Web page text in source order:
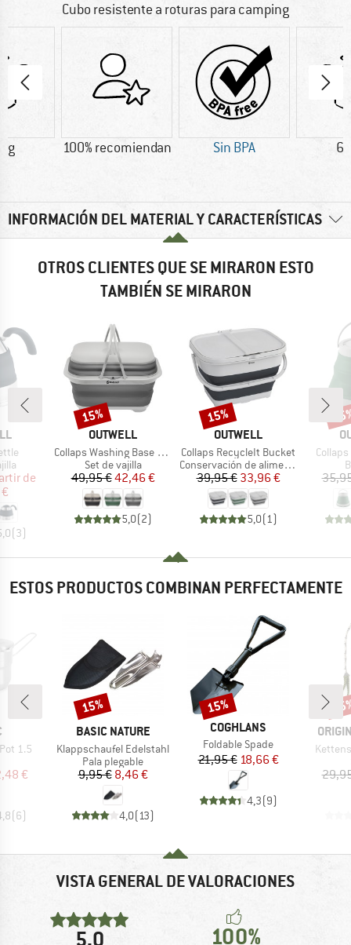
Cubo resistente a roturas para camping
g 100% recomiendan Sin BPA
INFORMACIÓN DEL MATERIAL Y CARACTERÍSTICAS
OTROS CLIENTES QUE SE MIRARON ESTO
TAMBIÉN SE MIRARON
reducido
de
(3)
MARCA
OUTWELL
Artículo
Collaps Washing Base With Handle & Lid
Product group
Set de vajilla
Precio
49,95 €Precio reducido
42,46 €
5,0(2)
Descuento
15%
MARCA
OUTWELL
Artículo
Collaps RecycleIt Bucket
Product group
Conservación de alimentos
Precio
39,95 €Precio reducido
33,96 €
5,0( 1)
Descuento
15%
Artículo
ESTOS PRODUCTOS COMBINAN PERFECTAMENTE
1.5
reducido
€
(6)
MARCA
BASIC NATURE
Artículo
Klappschaufel Edelstahl
Product group
Pala plegable
Precio
9,95 €Precio reducido
8,46 €
4,0(13)
Descuento
15%
MARCA
COGHLANS
Artículo
Foldable Spade
Precio
21,95 €Precio reducido
18,66 €
4,3(9)
Descuento
15%
MARCA
Artículo
VISTA GENERAL DE VALORACIONES
5,0 100%